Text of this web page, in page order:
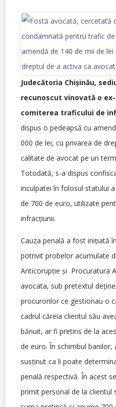
Judecătoria Chișinău,
recunoscut vinovată o
comiterea traficului de
dispus o pedeapsă cu
000 de lei, cu privarea de
calitate de avocat pe un
Totodată, s-a dispus
inculpatei în folosul statului
de 700 de euro, utilizate
infracțiunii.
Cauza penală a fost inițiată
potrivit probelor acumulate
Anticorupție și Procuratura
avocata, sub pretextul
procurorilor ce gestionau o
cadrul căreia clientul său
bănuit, ar fi pretins de la
de euro. În schimbul banilor,
susținut ca îi poate
penală respectivă. În acest
primit personal de la clientul